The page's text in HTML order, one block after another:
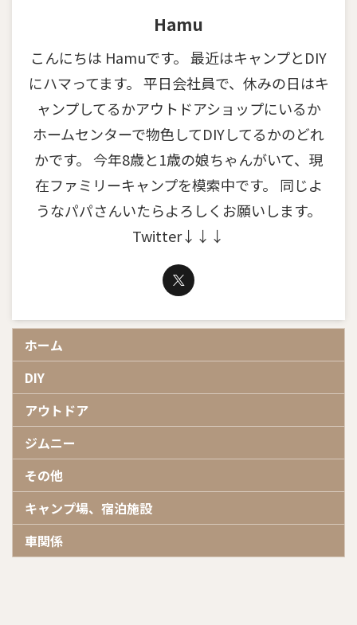
Hamu
こんにちは Hamuです。 最近はキャンプとDIY
にハマってます。 平日会社員で、休みの日はキ
ャンプしてるかアウトドアショップにいるか
ホームセンターで物色してDIYしてるかのどれ
かです。 今年8歳と1歳の娘ちゃんがいて、現
在ファミリーキャンプを模索中です。 同じよ
うなパパさんいたらよろしくお願いします。
Twitter↓↓↓
ホーム
DIY
アウトドア
ジムニー
その他
キャンプ場、宿泊施設
車関係